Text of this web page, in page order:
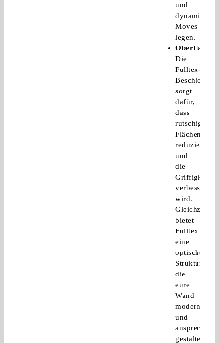
und
dynamische
Moves
legen.
Oberfläche
Die
Fulltex-
sorgt
dafür,
dass
rutschige
Flächen
reduziert
und
die
Griffigkeit
verbessert
wird.
Gleichzeitig
bietet
Fulltex
eine
optische
Struktur,
die
eure
Wand
modern
und
ansprechend
gestaltet.